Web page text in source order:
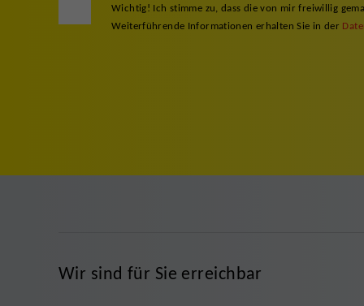
Wichtig! Ich stimme zu, dass die von mir freiwillig
Weiterführende Informationen erhalten Sie in der
Wir sind für Sie erreichbar